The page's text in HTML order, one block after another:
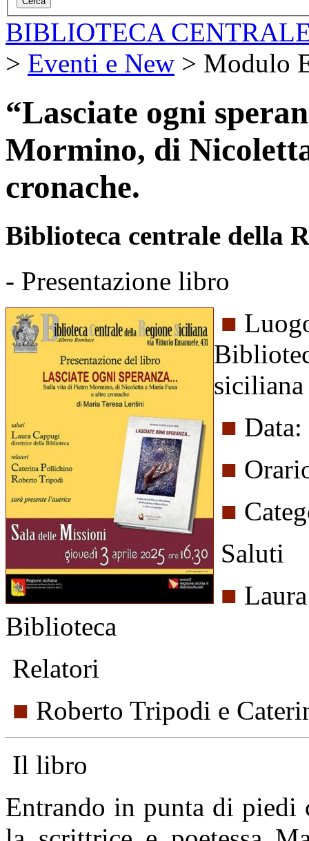
BIBLIOTECA
> Eventi e New > Modulo
“Lasciate ogni
Mormino, di
cronache.
Biblioteca centrale della
- Presentazione libro
■
■
■
■
Saluti
■
Biblioteca
Relatori
■ Roberto Tripodi e
Il libro
Entrando in punta di piedi